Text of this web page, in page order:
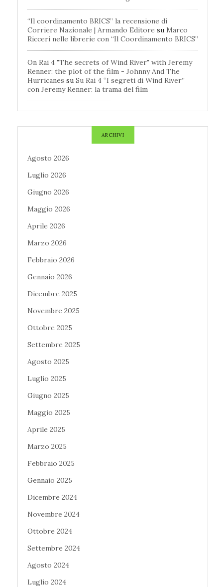
“Il coordinamento BRICS” la recensione di
Corriere Nazionale | Armando Editore su Marco
Ricceri nelle librerie con “Il Coordinamento BRICS”
On Rai 4 "The secrets of Wind River" with Jeremy
Renner: the plot of the film - Johnny And The
Hurricanes su Su Rai 4 “I segreti di Wind River”
con Jeremy Renner: la trama del film
ARCHIVI
Agosto 2026
Luglio 2026
Giugno 2026
Maggio 2026
Aprile 2026
Marzo 2026
Febbraio 2026
Gennaio 2026
Dicembre 2025
Novembre 2025
Ottobre 2025
Settembre 2025
Agosto 2025
Luglio 2025
Giugno 2025
Maggio 2025
Aprile 2025
Marzo 2025
Febbraio 2025
Gennaio 2025
Dicembre 2024
Novembre 2024
Ottobre 2024
Settembre 2024
Agosto 2024
Luglio 2024